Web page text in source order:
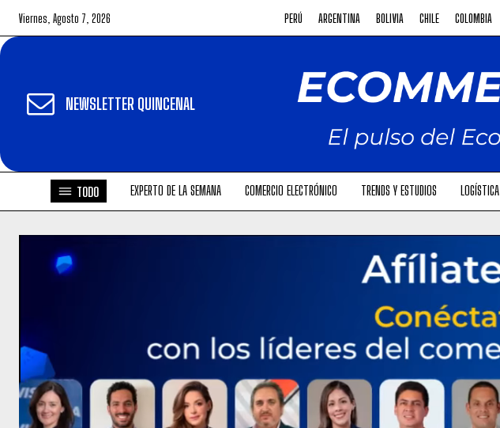
Viernes, Agosto 7, 2026 PERÚ ARGENTINA BOLIVIA CHILE COLOMBIA
NEWSLETTER QUINCENAL
TODO EXPERTO DE LA SEMANA COMERCIO ELECTRÓNICO TRENDS Y ESTUDIOS LOGÍSTICA